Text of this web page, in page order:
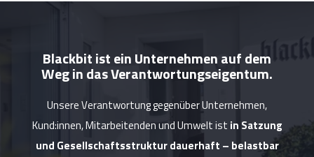
Blackbit ist ein Unternehmen auf dem
Weg in das Verantwortungseigentum.
Unsere Verantwortung gegenüber Unternehmen,
Kund:innen, Mitarbeitenden und Umwelt ist in Satzung
und Gesellschaftsstruktur dauerhaft – belastbar